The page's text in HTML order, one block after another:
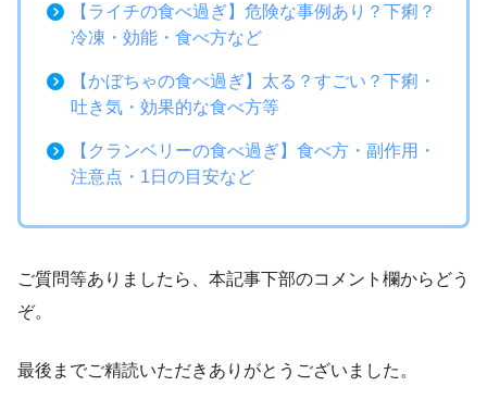
【ライチの食べ過ぎ】危険な事例あり？下痢？
冷凍・効能・食べ方など
【かぼちゃの食べ過ぎ】太る？すごい？下痢・
吐き気・効果的な食べ方等
【クランベリーの食べ過ぎ】食べ方・副作用・
注意点・1日の目安など
ご質問等ありましたら、本記事下部のコメント欄からどう
ぞ。
最後までご精読いただきありがとうございました。